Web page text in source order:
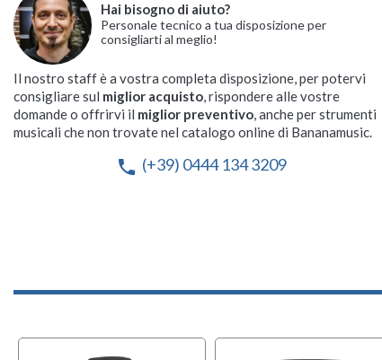
Hai bisogno di aiuto?
Personale tecnico a tua disposizione per
consigliarti al meglio!
Il nostro staff è a vostra completa disposizione, per potervi
consigliare sul miglior acquisto, rispondere alle vostre
domande o offrirvi il miglior preventivo, anche per strumenti
musicali che non trovate nel catalogo online di Bananamusic.
phone (+39) 0444 134 3209